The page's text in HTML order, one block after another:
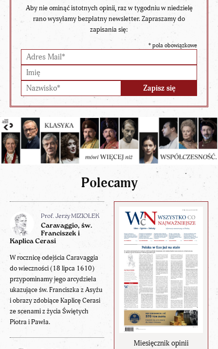
Aby nie ominąć istotnych opinii, raz w tygodniu w niedzielę
rano wysyłamy bezpłatny newsletter. Zapraszamy do
zapisania się:
* pola obowiązkowe
Polecamy
Miesięcznik opinii
Prof. Jerzy MIZIOŁEK
Caravaggio, św.
Franciszek i
Kaplica Cerasi
W rocznicę odejścia Caravaggia
do wieczności (18 lipca 1610)
przypominamy jego arcydzieła
ukazujące św. Franciszka z Asyżu
i obrazy zdobiące Kaplicę Cerasi
ze scenami z życia Świętych
Piotra i Pawła.